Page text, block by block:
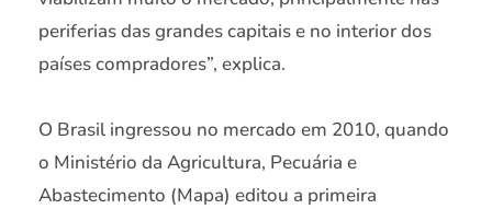
periferias das grandes capitais e no interior dos
países compradores”, explica.
O Brasil ingressou no mercado em 2010, quando
o Ministério da Agricultura, Pecuária e
Abastecimento (Mapa) editou a primeira